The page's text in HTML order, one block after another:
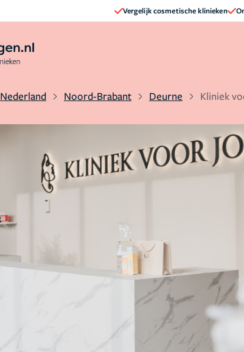
Vergelijk cosmetische klinieken
Nederland Noord-Brabant Deurne Kliniek